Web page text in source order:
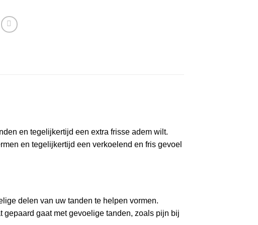
en tegelijkertijd een extra frisse adem wilt.
en tegelijkertijd een verkoelend en fris gevoel
delen van uw tanden te helpen vormen.
gaat met gevoelige tanden, zoals pijn bij